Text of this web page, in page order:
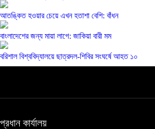
আতঙ্কিত হওয়ার চেয়ে এখন হতাশা বেশি: বাঁধন
বাংলাদেশের জন্য মায়া লাগে: জাকিয়া বারী মম
বরিশাল বিশ্ববিদ্যালয়ে ছাত্রদল-শিবির সংঘর্ষে আহত ১০
প্রধান কার্যালয়